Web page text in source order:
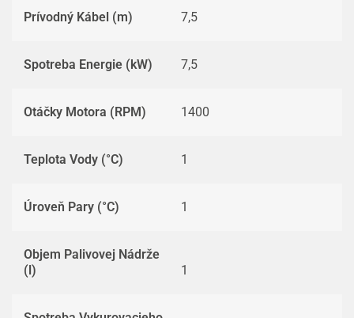
Prívodný Kábel (m) 7,5
Spotreba Energie (kW) 7,5
Otáčky Motora (RPM) 1400
Teplota Vody (°C) 1
Úroveň Pary (°C) 1
Objem Palivovej Nádrže
(l)
1